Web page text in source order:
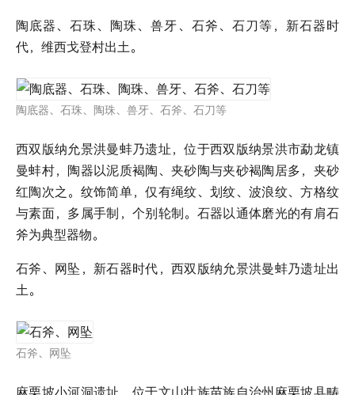
陶底器、石珠、陶珠、兽牙、石斧、石刀等，新石器时
代，维西戈登村出土。
陶底器、石珠、陶珠、兽牙、石斧、石刀等
西双版纳允景洪曼蚌乃遗址，位于西双版纳景洪市勐龙镇
曼蚌村，陶器以泥质褐陶、夹砂陶与夹砂褐陶居多，夹砂
红陶次之。纹饰简单，仅有绳纹、划纹、波浪纹、方格纹
与素面，多属手制，个别轮制。石器以通体磨光的有肩石
斧为典型器物。
石斧、网坠，新石器时代，西双版纳允景洪曼蚌乃遗址出
土。
石斧、网坠
麻栗坡小河洞遗址，位于文山壮族苗族自治州麻栗坡县畴